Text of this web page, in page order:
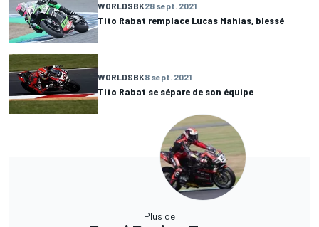
WORLDSBK28 sept. 2021
Tito Rabat remplace Lucas Mahias, blessé
WORLDSBK8 sept. 2021
Tito Rabat se sépare de son équipe
Plus de